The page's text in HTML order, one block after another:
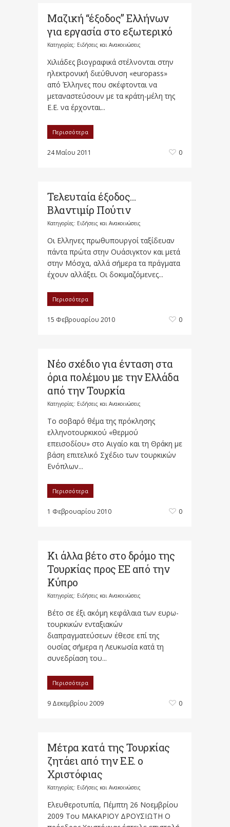
Μαζική “έξοδος” Ελλήνων
για εργασία στο εξωτερικό
Κατηγορίες: Ειδήσεις και Ανακοινώσεις
Χιλιάδες βιογραφικά στέλνονται στην
ηλεκτρονική διεύθυνση «europass»
από Έλληνες που σκέφτονται να
μεταναστεύσουν με τα κράτη-μέλη της
Ε.Ε. να έρχονται...
Περισσότερα
24 Μαΐου 2011 0
Τελευταία έξοδος…
Βλαντιμίρ Πούτιν
Κατηγορίες: Ειδήσεις και Ανακοινώσεις
Οι Ελληνες πρωθυπουργοί ταξίδευαν
πάντα πρώτα στην Ουάσιγκτον και μετά
στην Μόσχα, αλλά σήμερα τα πράγματα
έχουν αλλάξει. Οι δοκιμαζόμενες...
Περισσότερα
15 Φεβρουαρίου 2010 0
Νέο σχέδιο για ένταση στα
όρια πολέμου με την Ελλάδα
από την Τουρκία
Κατηγορίες: Ειδήσεις και Ανακοινώσεις
Το σοβαρό θέμα της πρόκλησης
ελληνοτουρκικού «θερμού
επεισοδίου» στο Αιγαίο και τη Θράκη με
βάση επιτελικό Σχέδιο των τουρκικών
Ενόπλων...
Περισσότερα
1 Φεβρουαρίου 2010 0
Κι άλλα βέτο στο δρόμο της
Τουρκίας προς ΕΕ από την
Κύπρο
Κατηγορίες: Ειδήσεις και Ανακοινώσεις
Βέτο σε έξι ακόμη κεφάλαια των ευρω-
τουρκικών ενταξιακών
διαπραγματεύσεων έθεσε επί της
ουσίας σήμερα η Λευκωσία κατά τη
συνεδρίαση του...
Περισσότερα
9 Δεκεμβρίου 2009 0
Μέτρα κατά της Τουρκίας
ζητάει από την Ε.Ε. ο
Χριστόφιας
Κατηγορίες: Ειδήσεις και Ανακοινώσεις
Ελευθεροτυπία, Πέμπτη 26 Νοεμβρίου
2009 Του ΜΑΚΑΡΙΟΥ ΔΡΟΥΣΙΩΤΗ Ο